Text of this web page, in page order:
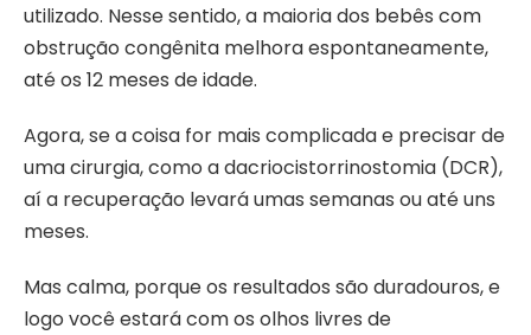
utilizado. Nesse sentido, a maioria dos bebês com
obstrução congênita melhora espontaneamente,
até os 12 meses de idade.
Agora, se a coisa for mais complicada e precisar de
uma cirurgia, como a dacriocistorrinostomia (DCR),
aí a recuperação levará umas semanas ou até uns
meses.
Mas calma, porque os resultados são duradouros, e
logo você estará com os olhos livres de